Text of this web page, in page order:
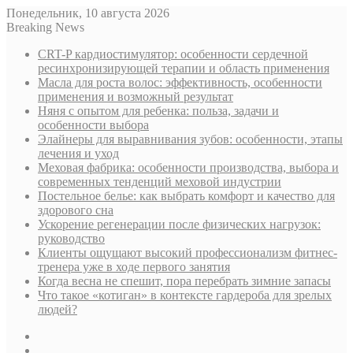
Понедельник, 10 августа 2026
Breaking News
CRT-P кардиостимулятор: особенности сердечной
ресинхронизирующей терапии и область применения
Масла для роста волос: эффективность, особенности
применения и возможный результат
Няня с опытом для ребенка: польза, задачи и
особенности выбора
Элайнеры для выравнивания зубов: особенности, этапы
лечения и уход
Меховая фабрика: особенности производства, выбора и
современных тенденций меховой индустрии
Постельное белье: как выбрать комфорт и качество для
здорового сна
Ускорение регенерации после физических нагрузок:
руководство
Клиенты ощущают высокий профессионализм фитнес-
тренера уже в ходе первого занятия
Когда весна не спешит, пора перебрать зимние запасы
Что такое «котиган» в контексте гардероба для зрелых
людей?